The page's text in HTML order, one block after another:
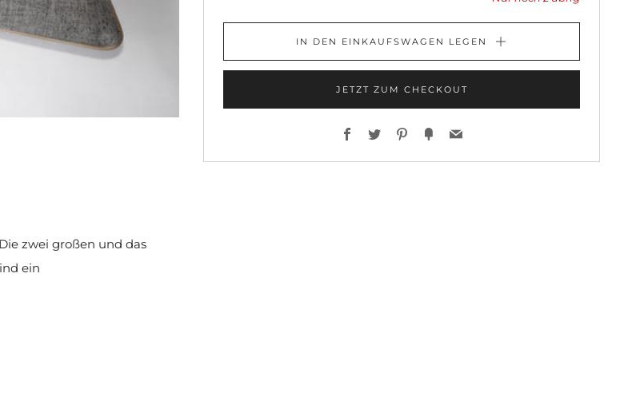
IN DEN EINKAUFSWAGEN LEGEN
JETZT ZUM CHECKOUT
Facebook
TwitterPinterest
Fancy
zwei großen und das
ein